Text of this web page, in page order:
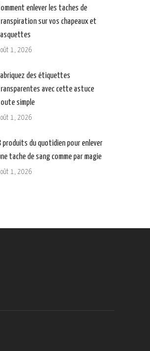
enlever les taches de
sur vos chapeaux et
1, 2026
des étiquettes
avec cette astuce
simple
1, 2026
produits du quotidien pour enlever
tache de sang comme par magie
1, 2026